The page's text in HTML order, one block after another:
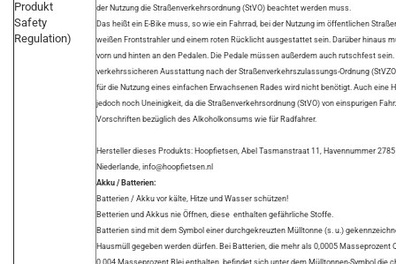
Produkt
Safety
Regulation)
der Nutzung die Straßenverkehrsordnung (StVO) beachtet werden muss.
Das heißt ein E-Bike muss, so wie ein Fahrrad, bei der Nutzung im öffentlichen
weißen Frontstrahler und einem roten Rücklicht ausgestattet sein. Darüber hinaus
vorn und hinten an den Pedalen. Die Pedale müssen außerdem auch rutschfest
verkehrssicheren Ausstattung nach der Straßenverkehrszulassungs-Ordnung
für die Nutzung eines einfachen Erwachsenen Rades wird nicht benötigt. Auch
jedoch noch Uneinigkeit, da die Straßenverkehrsordnung (StVO) von einspurigen
Vorschriften bezüglich des Alkoholkonsums wie für Radfahrer.
Hersteller dieses Produkts: Hoopfietsen, Abel Tasmanstraat 11, Havennummer
Niederlande, info@hoopfietsen.nl
Akku / Batterien:
Batterien / Akku vor kälte, Hitze und Wasser schützen!
Betterien und Akkus nie Öffnen, diese enthalten gefährliche Stoffe.
Batterien sind mit dem Symbol einer durchgekreuzten Mülltonne (s. u.)
Hausmüll gegeben werden dürfen. Bei Batterien, die mehr als 0,0005
0,004 Masseprozent Blei enthalten, befindet sich unter dem Mülltonnen-Symbol